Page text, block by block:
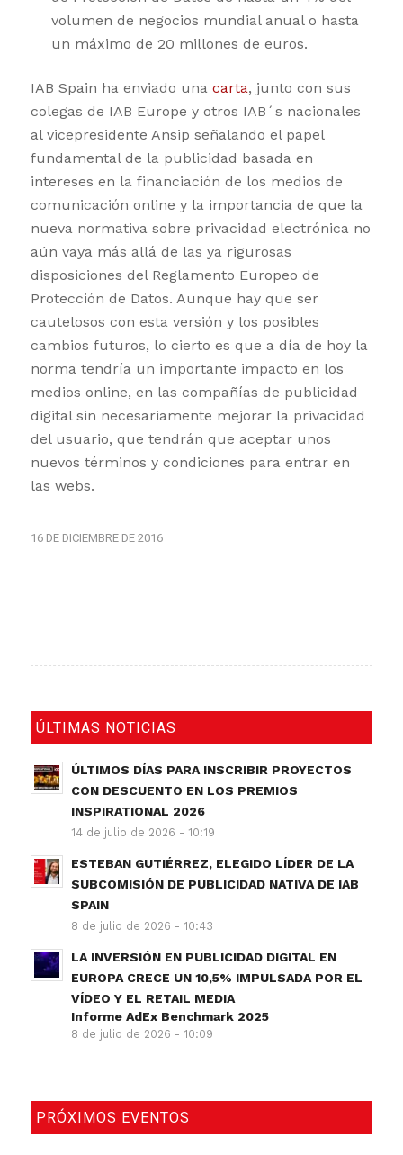
volumen de negocios mundial anual o hasta
un máximo de 20 millones de euros.
IAB Spain ha enviado una carta, junto con sus
colegas de IAB Europe y otros IAB´s nacionales
al vicepresidente Ansip señalando el papel
fundamental de la publicidad basada en
intereses en la financiación de los medios de
comunicación online y la importancia de que la
nueva normativa sobre privacidad electrónica no
aún vaya más allá de las ya rigurosas
disposiciones del Reglamento Europeo de
Protección de Datos. Aunque hay que ser
cautelosos con esta versión y los posibles
cambios futuros, lo cierto es que a día de hoy la
norma tendría un importante impacto en los
medios online, en las compañías de publicidad
digital sin necesariamente mejorar la privacidad
del usuario, que tendrán que aceptar unos
nuevos términos y condiciones para entrar en
las webs.
16 DE DICIEMBRE DE 2016
ÚLTIMAS NOTICIAS
ÚLTIMOS DÍAS PARA INSCRIBIR PROYECTOS
CON DESCUENTO EN LOS PREMIOS
INSPIRATIONAL 2026
14 de julio de 2026 - 10:19
ESTEBAN GUTIÉRREZ, ELEGIDO LÍDER DE LA
SUBCOMISIÓN DE PUBLICIDAD NATIVA DE IAB
SPAIN
8 de julio de 2026 - 10:43
LA INVERSIÓN EN PUBLICIDAD DIGITAL EN
EUROPA CRECE UN 10,5% IMPULSADA POR EL
VÍDEO Y EL RETAIL MEDIA
Informe AdEx Benchmark 2025
8 de julio de 2026 - 10:09
PRÓXIMOS EVENTOS